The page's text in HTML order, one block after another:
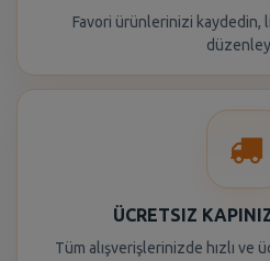
Favori ürünlerinizi
ÜCRETSIZ
Tüm alışverişlerinizde hızlı ve